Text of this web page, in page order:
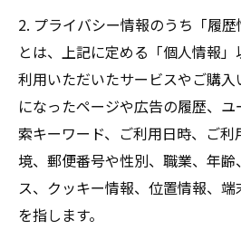
2. プライバシー情報のうち「履歴
とは、上記に定める「個人情報
利用いただいたサービスやご購
になったページや広告の履歴、
索キーワード、ご利用日時、ご
境、郵便番号や性別、職業、年
ス、クッキー情報、位置情報、
を指します。